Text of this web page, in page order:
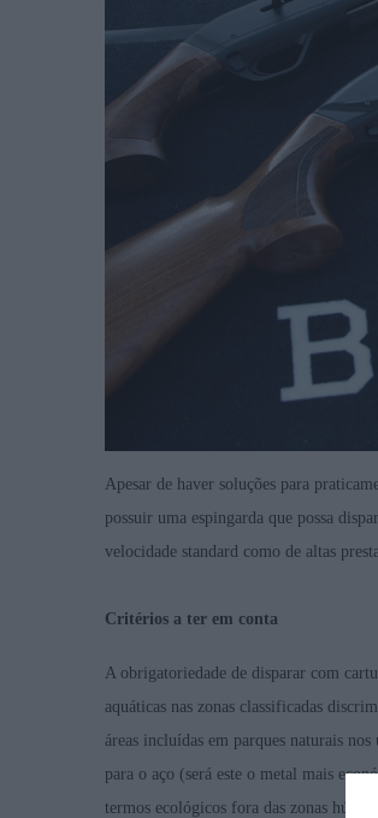
Apesar de haver soluções para
possuir uma espingarda que possa
velocidade standard como de altas
Critérios a ter em conta
A obrigatoriedade de disparar com
aquáticas nas zonas classificadas
áreas incluídas em parques naturais
para o aço (será este o metal mais
termos ecológicos fora das zonas